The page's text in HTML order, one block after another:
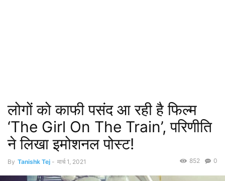
लोगों को काफी पसंद आ रही है फिल्म
‘The Girl On The Train’, परिणीति
ने लिखा इमोशनल पोस्ट!
By Tanishk Tej - मार्च 1, 2021 0
852